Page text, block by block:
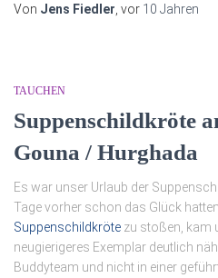
Von Jens Fiedler , vor 10 Jahren
TAUCHEN
Suppenschildkröte
Gouna / Hurghada
Es war unser Urlaub der
Tage vorher schon das Glück
Suppenschildkröte zu stoßen, kam
neugierigeres Exemplar deutlich
Buddyteam und nicht in einer